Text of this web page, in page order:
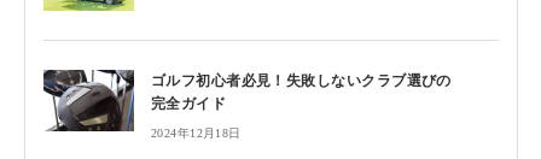
ゴルフ初心者必見！失敗しないクラブ選びの
完全ガイド
2024年12月18日